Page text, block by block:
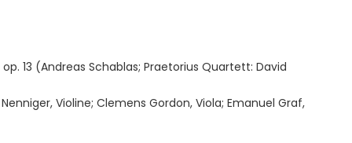
13 (Andreas Schablas; Praetorius Quartett: David
Violine; Clemens Gordon, Viola; Emanuel Graf,